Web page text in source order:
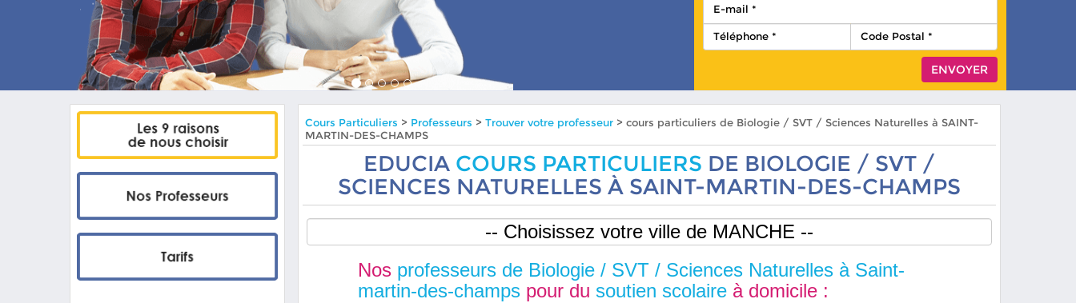
Cours Particuliers > Professeurs >Trouver votre professeur > cours particuliers de Biologie / SVT / Sciences Naturelles à SAINT-
MARTIN-DES-CHAMPS
EDUCIA COURS PARTICULIERS DE BIOLOGIE / SVT /
SCIENCES NATURELLES À SAINT-MARTIN-DES-CHAMPS
Nos professeurs de Biologie / SVT / Sciences Naturelles à Saint-
martin-des-champs pour du soutien scolaire à domicile :